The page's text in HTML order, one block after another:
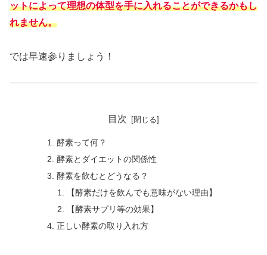
ットによって理想の体型を手に入れることができるかもし
れません。
では早速参りましょう！
目次
酵素って何？
酵素とダイエットの関係性
酵素を飲むとどうなる？
【酵素だけを飲んでも意味がない理由】
【酵素サプリ等の効果】
正しい酵素の取り入れ方